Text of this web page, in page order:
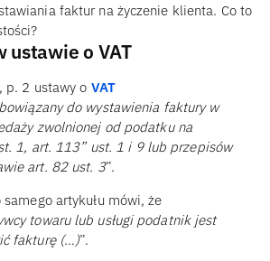
faktur na życzenie klienta. Co to
ustawie o VAT
p. 2 ustawy o VAT
do wystawienia faktury w
zwolnionej od podatku na
1, art. 113” ust. 1 i 9 lub przepisów
art. 82 ust. 3”.
artykułu mówi, że
towaru lub usługi podatnik jest
fakturę (…)”.